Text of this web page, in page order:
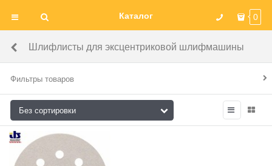
Каталог 0
Шлифлисты для эксцентриковой шлифмашины
Фильтры товаров